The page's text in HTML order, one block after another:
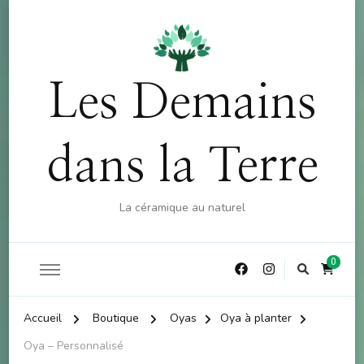
d'achat - CODE : CKDO10
Les Demains
dans la Terre
La céramique au naturel
0
Accueil Boutique Oyas
Oya à planter
Oya – Personnalisé